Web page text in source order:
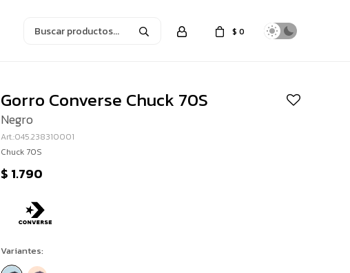
$ 0
Gorro Converse Chuck 70S
Negro
045.238310001
Chuck 70S
$ 1.790
Variantes: